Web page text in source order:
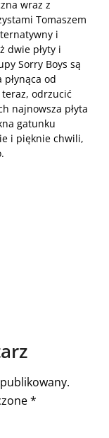
wraz z
Tomaszem
i
dwie płyty i
Sorry Boys są
od
odrzucić
najnowsza płyta
gatunku
i pięknie chwili,
*